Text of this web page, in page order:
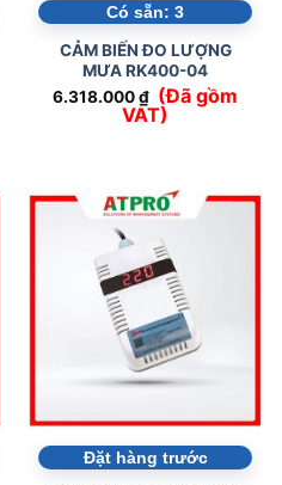
Có sẵn: 3
CẢM BIẾN ĐO LƯỢNG
MƯA RK400-04
6.318.000₫ (Đã gồm
VAT)
Đặt hàng trước